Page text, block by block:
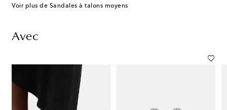
Voir plus de Sandales à talons moyens
Avec